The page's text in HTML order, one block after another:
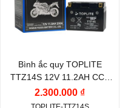
Dòng khởi động CCA
(A):
Công nghệ: AGM
(Absorbent Glass
Bình ắc quy TOPLITE
TTZ14S 12V 11.2AH CCA
230A
2.300.000 ₫